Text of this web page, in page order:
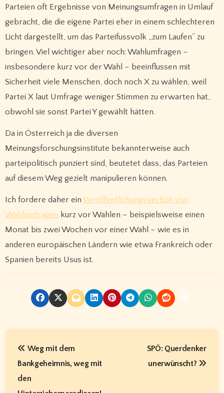
Parteien oft Ergebnisse von Meinungsumfragen in Umlauf
gebracht, die die eigene Partei eher in einem schlechteren
Licht dargestellt, um das Parteifussvolk „zum Laufen“ zu
bringen. Viel wichtiger aber noch: Wahlumfragen –
insbesondere kurz vor der Wahl – beeinflussen mit
Sicherheit viele Menschen, doch noch X zu wählen, weil
Partei X laut Umfrage weniger Stimmen zu erwarten hat,
obwohl sie sonst Partei Y gewählt hätten.
Da in Österreich ja die diversen
Meinungsforschungsinstitute bekannterweise auch
parteipolitisch punziert sind, beutetet dass, das Parteien
auf diesem Weg gezielt manipulieren können.
Ich fordere daher ein Veröffentlichungsverbot von
Wahlumfragen kurz vor Wahlen – beispielsweise einen
Monat bis zwei Wochen vor einer Wahl – wie es in
anderen europäischen Ländern wie etwa Frankreich oder
Spanien bereits Usus ist.
B
Weg mit dem
Bankgeheimnis, weg mit
den
SPÖ: Querdenker
unerwünscht?